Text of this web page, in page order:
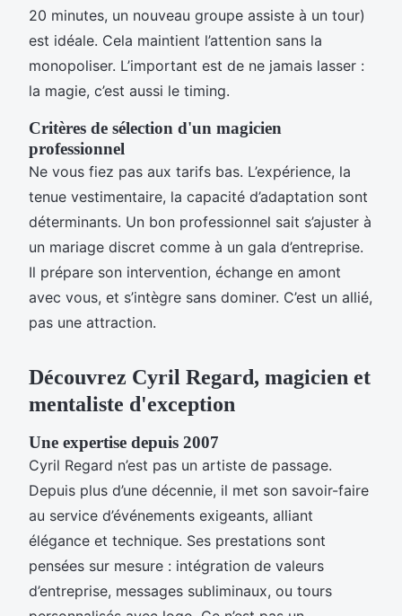
20 minutes, un nouveau groupe assiste à un tour)
est idéale. Cela maintient l’attention sans la
monopoliser. L’important est de ne jamais lasser :
la magie, c’est aussi le timing.
Critères de sélection d'un magicien
professionnel
Ne vous fiez pas aux tarifs bas. L’expérience, la
tenue vestimentaire, la capacité d’adaptation sont
déterminants. Un bon professionnel sait s’ajuster à
un mariage discret comme à un gala d’entreprise.
Il prépare son intervention, échange en amont
avec vous, et s’intègre sans dominer. C’est un allié,
pas une attraction.
Découvrez Cyril Regard, magicien et
mentaliste d'exception
Une expertise depuis 2007
Cyril Regard n’est pas un artiste de passage.
Depuis plus d’une décennie, il met son savoir-faire
au service d’événements exigeants, alliant
élégance et technique. Ses prestations sont
pensées sur mesure : intégration de valeurs
d’entreprise, messages subliminaux, ou tours